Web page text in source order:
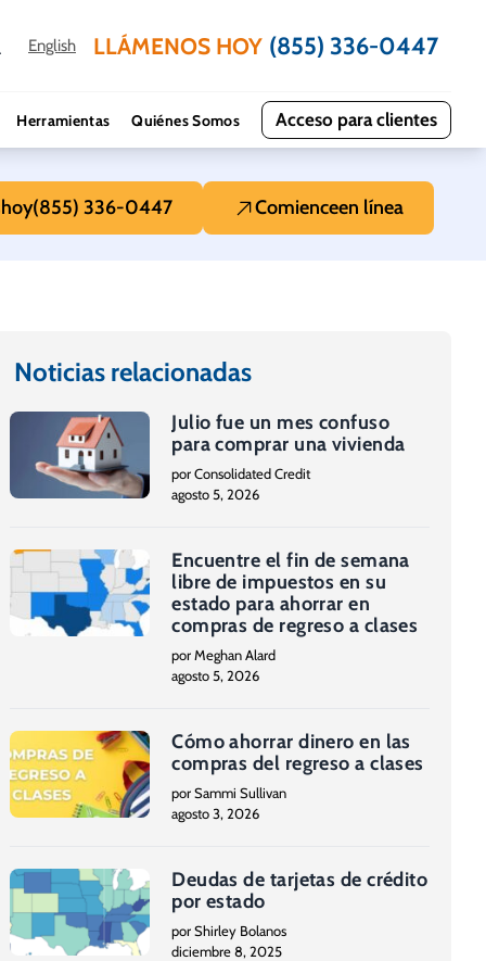
English LLÁMENOS HOY (855) 336-0447
Herramientas Quiénes Somos Acceso para clientes
hoy(855) 336-0447 Comienceen línea
Noticias relacionadas
Julio fue un mes confuso
para comprar una vivienda
por Consolidated Credit
agosto 5, 2026
Encuentre el fin de semana
libre de impuestos en su
estado para ahorrar en
compras de regreso a clases
por Meghan Alard
agosto 5, 2026
Cómo ahorrar dinero en las
compras del regreso a clases
por Sammi Sullivan
agosto 3, 2026
Deudas de tarjetas de crédito
por estado
por Shirley Bolanos
diciembre 8, 2025